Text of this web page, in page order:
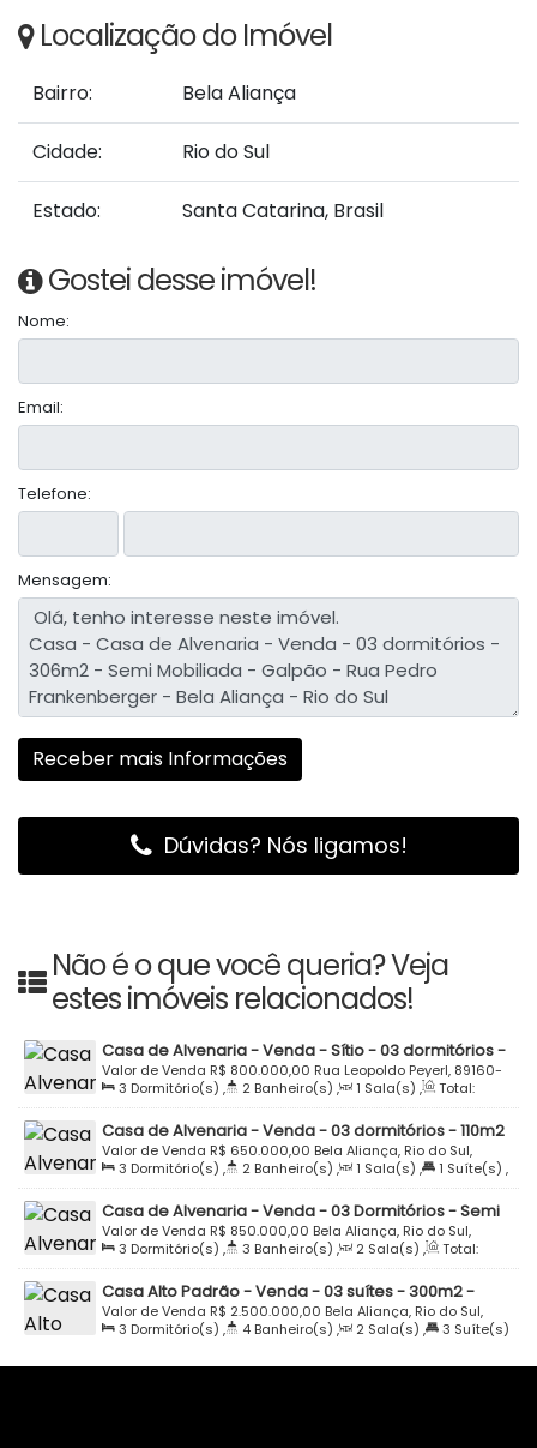
Localização do Imóvel
Bairro: Bela Aliança
Cidade: Rio do Sul
Estado: Santa Catarina, Brasil
Gostei desse imóvel!
Nome:
Email:
Telefone:
Mensagem:
Dúvidas? Nós ligamos!
Não é o que você queria? Veja
estes imóveis relacionados!
Casa de Alvenaria - Venda - Sítio - 03 dormitórios -
Semi Mobiliado - 7500m2 - Lagoa - Rua Leopoldo
Peyerl - Bela Aliança - Rio do Sul
R$ 800.000,00
Valor de Venda
Rua Leopoldo Peyerl, 89160-
164, Bela Aliança, Rio do Sul, Santa Catarina, Brasil
3 Dormitório(s) , 2 Banheiro(s) , 1 Sala(s) ,
Total:
235.00m² , 3 Vaga(s), Terreno: 7500.00m²
Casa de Alvenaria - Venda - 03 dormitórios - 110m2
- Semi Mobiliada - Loteamento Rio Lontras - Bela
Aliança - Rio do Sul
R$ 650.000,00
Valor de Venda
Bela Aliança, Rio do Sul,
Santa Catarina, Brasil
3 Dormitório(s) , 2 Banheiro(s) , 1 Sala(s) , 1 Suíte(s) ,
Total:110.00m² , 1Vaga(s) , Terreno:390.00m²
Casa de Alvenaria - Venda - 03 Dormitórios - Semi
Mobiliada - Bela Aliança - Rio do Sul
R$ 850.000,00
Valor de Venda
Bela Aliança, Rio do Sul,
Santa Catarina, Brasil
3 Dormitório(s) , 3 Banheiro(s) , 2 Sala(s) ,
Total:
150.00m² , 2 Vaga(s)
Casa Alto Padrão - Venda - 03 suítes - 300m2 -
Semi Mobiliada - Piscina - Bela Aliança - Rio do Sul
R$ 2.500.000,00
Valor de Venda
Bela Aliança, Rio do Sul,
Santa Catarina, Brasil
3 Dormitório(s) , 4 Banheiro(s) , 2 Sala(s) , 3 Suíte(s)